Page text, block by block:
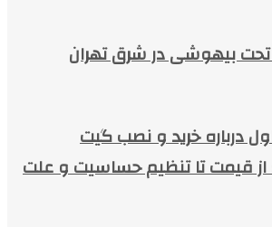
بیهوشی در شرق تهران
درباره خرید و نصب گیت
قیمت تا تنظیم حساسیت و علت